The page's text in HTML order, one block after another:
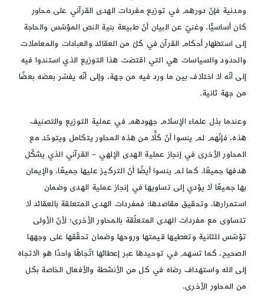
ومدنية فإنّ دورهم في توزيع مفردات الهدى القرآني على محاور
كان أساسيًّا. وغنيّ عن البيان أنّ طبيعة بنية النص المؤسّس والحاجة
إلى استظهار أحكام القرآن في كلّ من العقائد والعبادات والمعاملات
والحدود والسياسات هي التي اقتضت هذا التوزيع الذي استندوا فيه
إلى أنّه لا اختلاف بين ما ورد فيه من جهة، وإلى أنّه يفسّر بعضه بعضًا
من جهة ثانية.
وعندما بذل علماء الإسلام جهودهم في عملية التوزيع والتصنيف
هذه، فإنّهم لم ينسوا أنّ كلًّا من هذه المحاور يتكامل ويتوحّد مع
المحاور الأخرى في إنجاز عملية الهدى الإلهي – القرآني الذي يشكّل
هدفها جميعًا. كما لم ينسوا أيضًا أنّ التركيز عليها جميعًا، والإيمان
بها جميعًا لا يؤدي إلى تساويها في إنجاز عملية الهدى وضمان
استمرارها، وتحقيق مقاصدها: فمفردات الهدى المتعلقة بالعقائد لا
تتساوى مع مفردات الهدى المتعلّقة بالمحاور الأخرى؛ لأنّ الأولى
تؤسّس للثانية وتعطيها قيمتها وروحها وضمان تحقّقها على وجهها
الصحيح، كما تسهم في توحيدها عبر إعطائها اتّجاهًا واحدًا هو الاتجاه
إلى الله واستهداف رضاه في كل من الأنشطة والأفعال الخاصة بكل
من المحاور الأخرى.